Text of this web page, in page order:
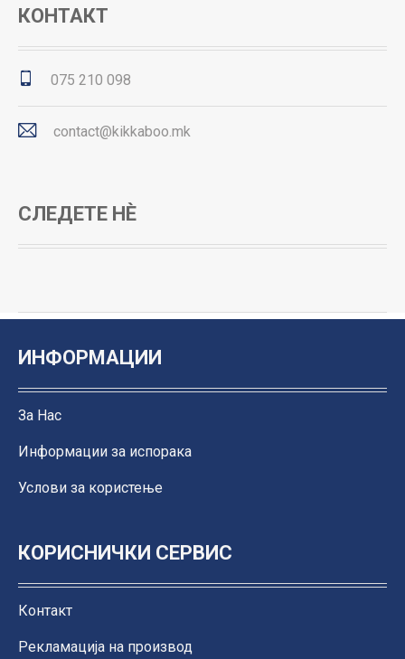
КОНТАКТ
075 210 098
contact@kikkaboo.mk
СЛЕДЕТЕ НЀ
ИНФОРМАЦИИ
За Нас
Информации за испорака
Услови за користење
КОРИСНИЧКИ СЕРВИС
Контакт
Рекламација на производ